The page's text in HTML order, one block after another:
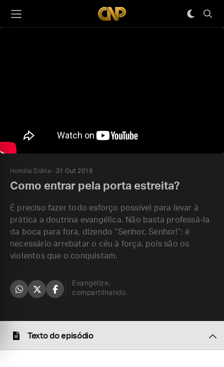
Homilia Diária 31 Out 2018
Como entrar pela porta estreita?
É preciso fazer todo esforço possível para levar à
prática a doutrina evangélica. Não basta professá-la
da boca para fora, dizendo “Senhor, Senhor!”: é
necessário arrebatar o céu à força, pois são os
violentos que o conquistam.
Evangelize,
compartilhando.
Texto do episódio